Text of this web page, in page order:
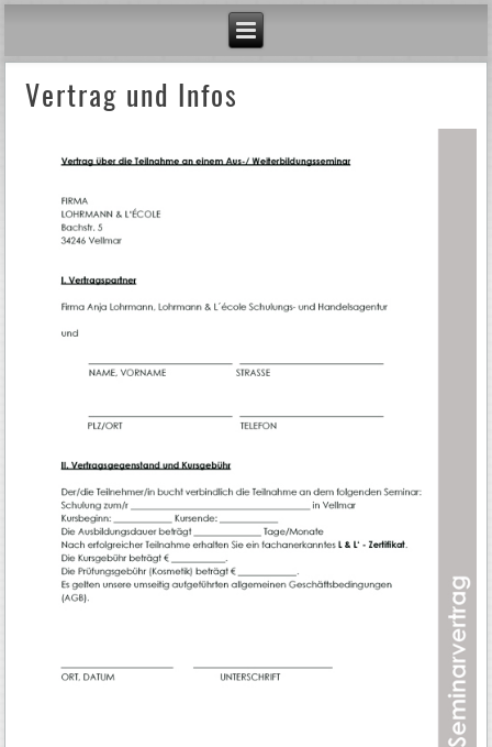
Vertrag und Infos